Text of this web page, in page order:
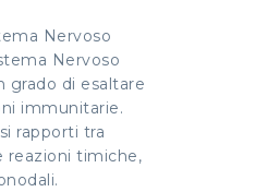
Nervoso
Nervoso
grado di esaltare
immunitarie.
rapporti tra
reazioni timiche,